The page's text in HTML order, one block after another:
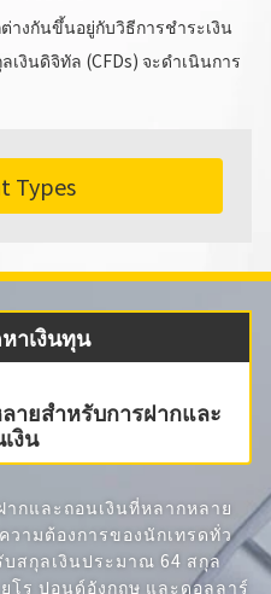
างกันขึ้นอยู่กับวิธีการชำระเงิน
งินดิจิทัล (CFDs) จะดำเนินการ
Types
าเงินทุน
ายสำหรับการฝากและ
งิน
ากและถอนเงินที่หลากหลาย
ามต้องการของนักเทรดทั่ว
บสกุลเงินประมาณ 64 สกุล
โร ปอนด์อังกฤษ และดอลลาร์